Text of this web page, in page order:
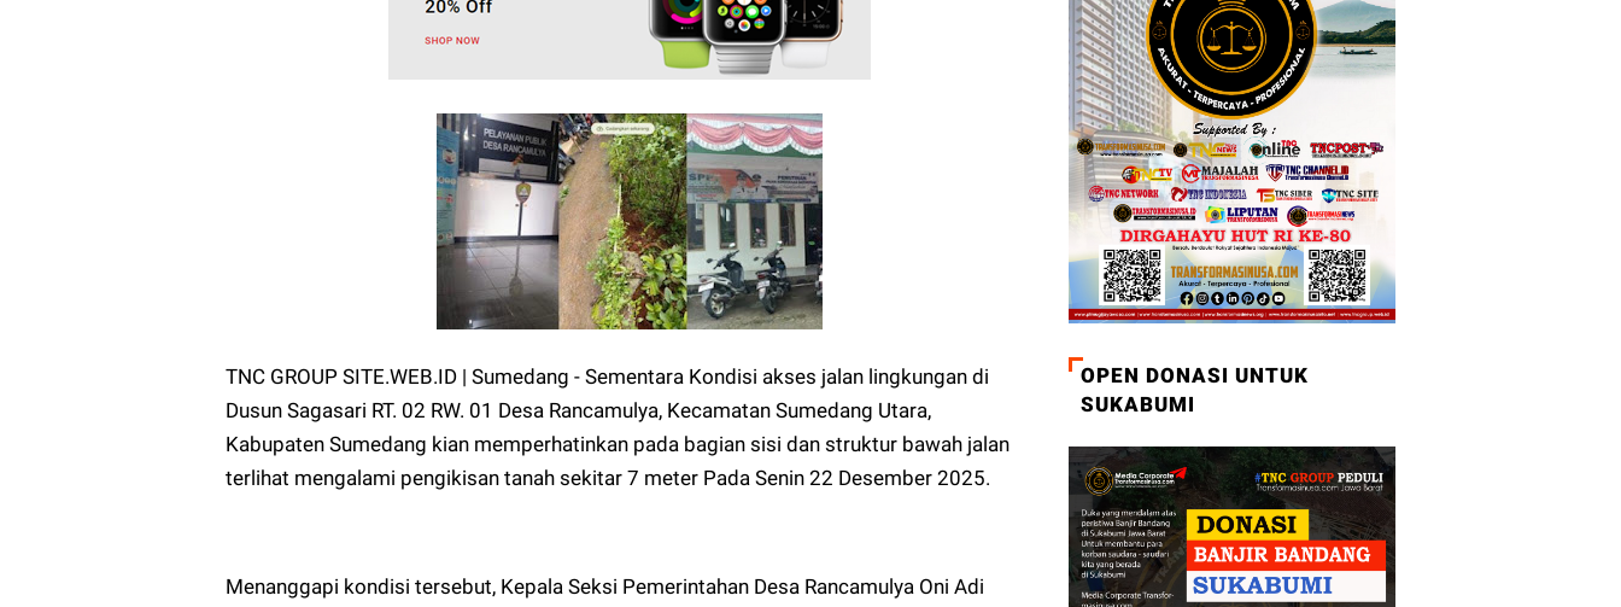
TNC GROUP SITE.WEB.ID | Sumedang - Sementara Kondisi akses jalan lingkungan di
Dusun Sagasari RT. 02 RW. 01 Desa Rancamulya, Kecamatan Sumedang Utara,
Kabupaten Sumedang kian memperhatinkan pada bagian sisi dan struktur bawah jalan
terlihat mengalami pengikisan tanah sekitar 7 meter Pada Senin 22 Desember 2025.
Menanggapi kondisi tersebut, Kepala Seksi Pemerintahan Desa Rancamulya Oni Adi
OPEN DONASI UNTUK
SUKABUMI